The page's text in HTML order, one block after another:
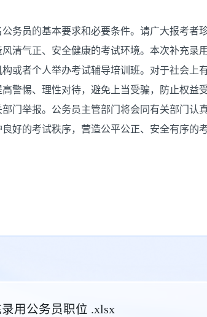
务员的基本要求和必要条件。请广大报考者
清气正、安全健康的考试环境。本次补充录用
或者个人举办考试辅导培训班。对于社会上
警惕、理性对待，避免上当受骗，防止权益
门举报。公务员主管部门将会同有关部门认
好的考试秩序，营造公平公正、安全有序的
用公务员职位 .xlsx